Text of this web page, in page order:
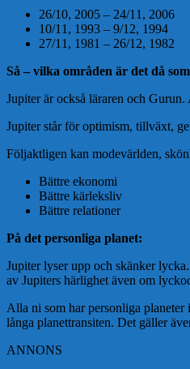
26/10, 2005 – 24/11, 2006
10/11, 1993 – 9/12, 1994
27/11, 1981 – 26/12, 1982
Så – vilka områden är det då
Jupiter är också läraren och
Jupiter står för optimism, tillväxt,
Följaktligen kan modevärlden,
Bättre ekonomi
Bättre kärleksliv
Bättre relationer
På det personliga planet:
Jupiter lyser upp och skänker
av Jupiters härlighet även om
Alla ni som har personliga
långa planettransiten. Det gäller
ANNONS